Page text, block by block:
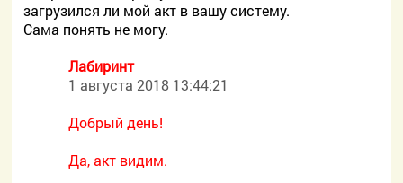
загрузился ли мой акт в вашу систему.
Сама понять не могу.
Лабиринт
1 августа 2018 13:44:21
Добрый день!
Да, акт видим.